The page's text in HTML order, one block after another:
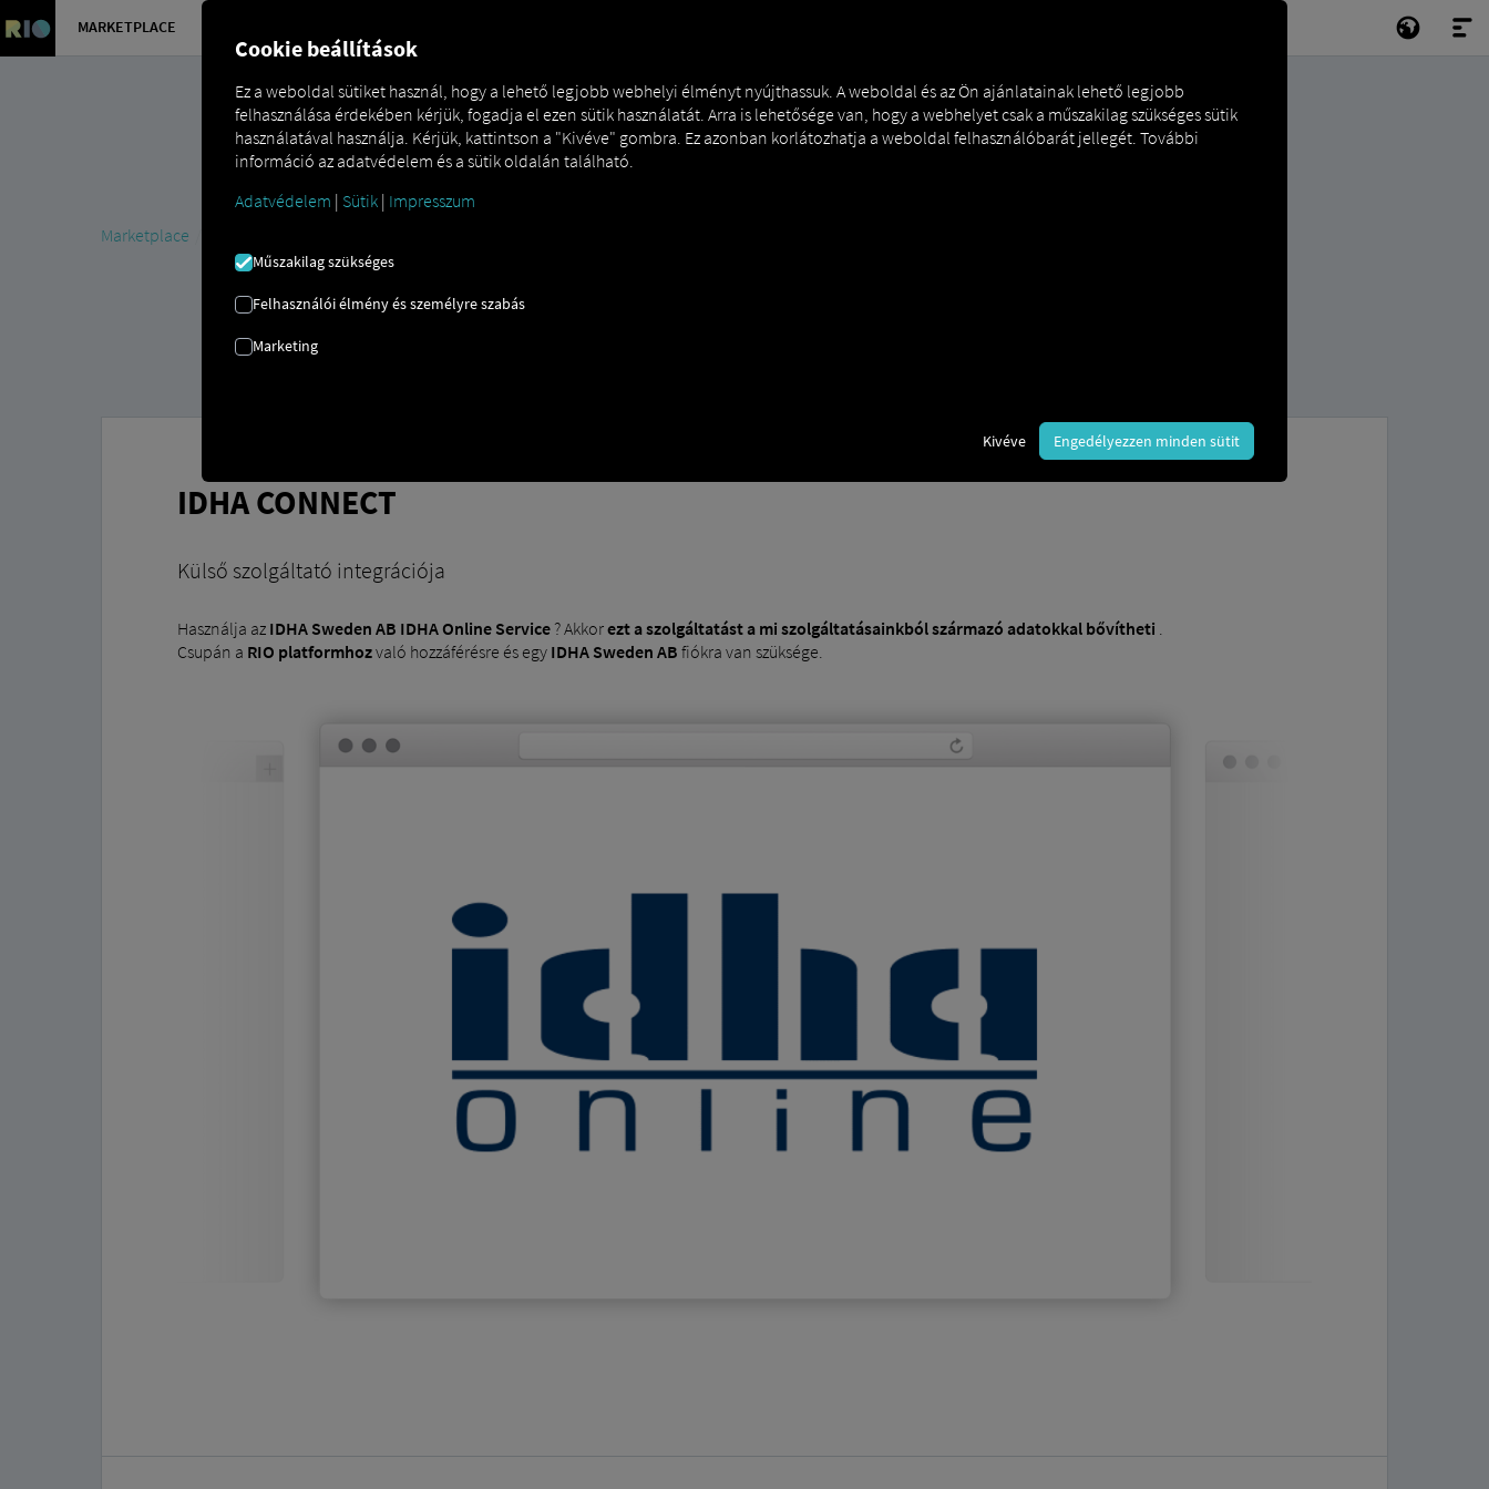
MARKETPLACE
Marketplace
IDHA CONNECT
Külső szolgáltató integrációja
Használja az IDHA Sweden AB IDHA Online Service? Akkorezt a szolgáltatást a mi szolgáltatásainkból származó adatokkal bővítheti .
Csupán a RIO platformhozvaló hozzáférésre és egy IDHA Sweden AB fiókra van szüksége.
Cookie beállítások
Ez a weboldal sütiket használ, hogy a lehető legjobb webhelyi élményt nyújthassuk. A weboldal és az Ön ajánlatainak lehető legjobb
felhasználása érdekében kérjük, fogadja el ezen sütik használatát. Arra is lehetősége van, hogy a webhelyet csak a műszakilag szükséges sütik
használatával használja. Kérjük, kattintson a "Kivéve" gombra. Ez azonban korlátozhatja a weboldal felhasználóbarát jellegét. További
információ az adatvédelem és a sütik oldalán található.
Adatvédelem | Sütik | Impresszum
Műszakilag szükséges
Felhasználói élmény és személyre szabás
Marketing
Kivéve Engedélyezzen minden sütit